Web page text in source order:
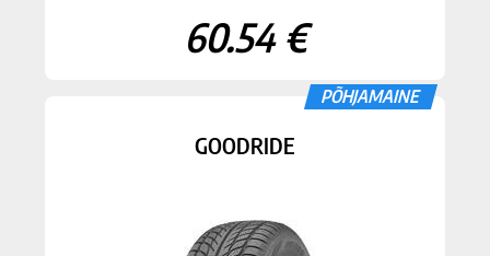
60.54 €
PÕHJAMAINE
GOODRIDE